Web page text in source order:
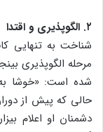
۲. الگوپذیری و اقتدا
شناخت به تنهایی
مرحله الگوپذیری
شده است: «خوشا
حالی که پیش از
دشمنان او اعلام